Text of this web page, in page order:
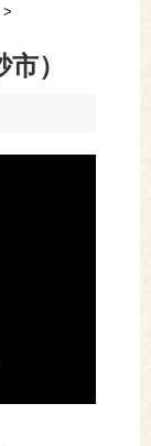
>
）